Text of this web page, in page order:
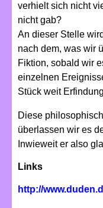
verhielt sich nicht
nicht gab?
An dieser Stelle
nach dem, was wir
Fiktion, sobald wir
einzelnen
Stück weit
Diese
überlassen wir es
Inwieweit er also
Links
http://